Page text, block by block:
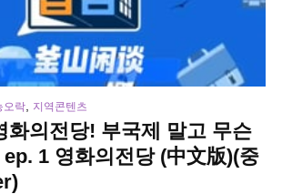
오락 지역콘텐츠
화의전당! 부국제 말고 무슨
1 영화의전당 (中文版)(중